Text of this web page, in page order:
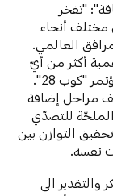
"تفخر
أنحاء
العالمي.
أكثر من أيّ
وقت مضى، في ظلّ اقتراب موعد استضافة مؤتمر "كوب 28".
مراحل إضافة
للتصدّي
التوازن بين
نفسه.
الى